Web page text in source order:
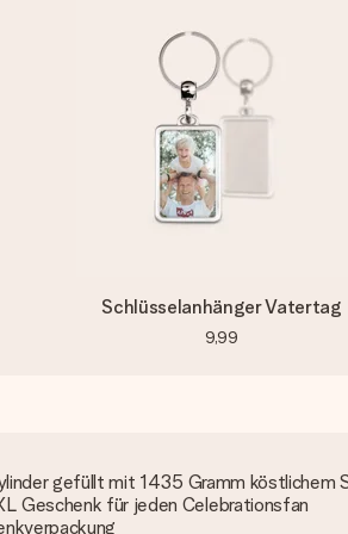
Schlüsselanhänger Vatertag
9,99
gefüllt mit 1435 Gramm köstlichem
Geschenk für jeden Celebrationsfan